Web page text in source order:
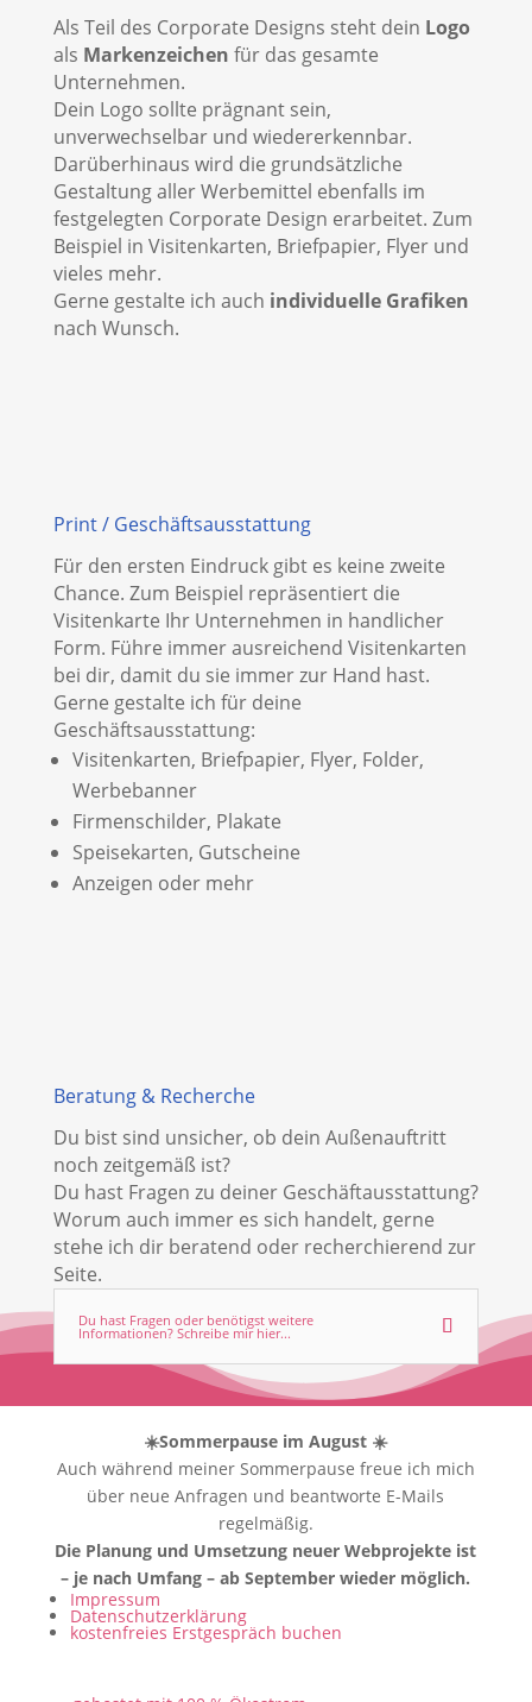
Als Teil des Corporate Designs steht dein Logo
als Markenzeichen für das gesamte
Unternehmen.
Dein Logo sollte prägnant sein,
unverwechselbar und wiedererkennbar.
Darüberhinaus wird die grundsätzliche
Gestaltung aller Werbemittel ebenfalls im
festgelegten Corporate Design erarbeitet. Zum
Beispiel in Visitenkarten, Briefpapier, Flyer und
vieles mehr.
Gerne gestalte ich auch individuelle Grafiken
nach Wunsch.
Print / Geschäftsausstattung
Für den ersten Eindruck gibt es keine zweite
Chance. Zum Beispiel repräsentiert die
Visitenkarte Ihr Unternehmen in handlicher
Form. Führe immer ausreichend Visitenkarten
bei dir, damit du sie immer zur Hand hast.
Gerne gestalte ich für deine
Geschäftsausstattung:
Visitenkarten, Briefpapier, Flyer, Folder,
Werbebanner
Firmenschilder, Plakate
Speisekarten, Gutscheine
Anzeigen oder mehr
Beratung & Recherche
Du bist sind unsicher, ob dein Außenauftritt
noch zeitgemäß ist?
Du hast Fragen zu deiner Geschäftausstattung?
Worum auch immer es sich handelt, gerne
stehe ich dir beratend oder recherchierend zur
Seite.
Du hast Fragen oder benötigst weitere
Informationen? Schreibe mir hier...
☀️Sommerpause im August ☀️
Auch während meiner Sommerpause freue ich mich
über neue Anfragen und beantworte E-Mails
regelmäßig.
Die Planung und Umsetzung neuer Webprojekte ist
– je nach Umfang – ab September wieder möglich.
Impressum
Datenschutzerklärung
kostenfreies Erstgespräch buchen